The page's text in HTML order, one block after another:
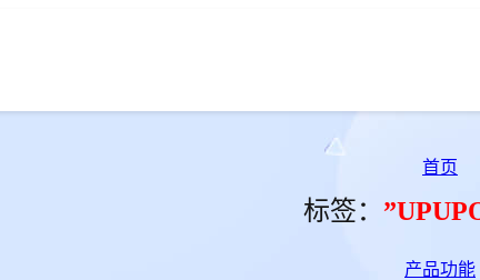
首页
产品功能
标签：